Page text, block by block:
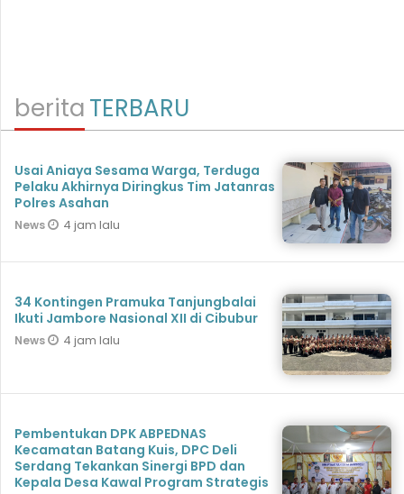
beritaTERBARU
Usai Aniaya Sesama Warga, Terduga
Pelaku Akhirnya Diringkus Tim Jatanras
Polres Asahan
News 4 jam lalu
34 Kontingen Pramuka Tanjungbalai
Ikuti Jambore Nasional XII di Cibubur
News 4 jam lalu
Pembentukan DPK ABPEDNAS
Kecamatan Batang Kuis, DPC Deli
Serdang Tekankan Sinergi BPD dan
Kepala Desa Kawal Program Strategis